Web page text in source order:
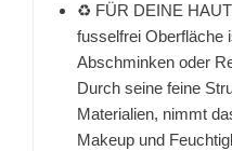
♻️ FÜR DEINE
fusselfrei Oberfläche
Abschminken oder
Durch seine feine
Materialien, nimmt
Makeup und